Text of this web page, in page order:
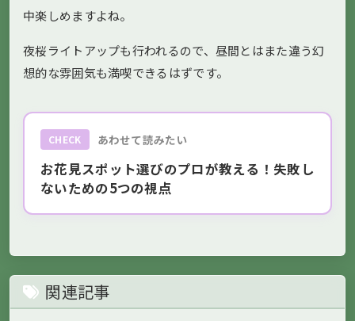
中楽しめますよね。
夜桜ライトアップも行われるので、昼間とはまた違う幻
想的な雰囲気も満喫できるはずです。
CHECK あわせて読みたい
お花見スポット選びのプロが教える！失敗し
ないための5つの視点
関連記事